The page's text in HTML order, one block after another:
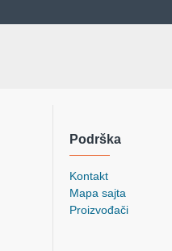
Podrška
Kontakt
Mapa sajta
Proizvođači